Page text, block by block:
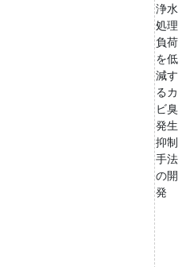
浄水
処理
負荷
を低
減す
るカ
ビ臭
発生
抑制
手法
の開
発